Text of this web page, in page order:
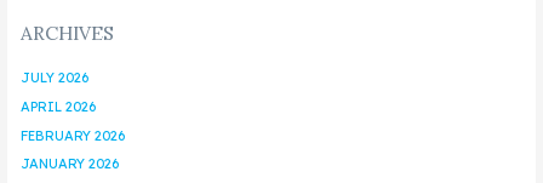
ARCHIVES
JULY 2026
APRIL 2026
FEBRUARY 2026
JANUARY 2026